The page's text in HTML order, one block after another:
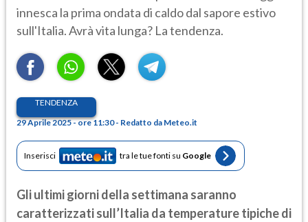
innesca la prima ondata di caldo dal sapore estivo
sull'Italia. Avrà vita lunga? La tendenza.
TENDENZA
29 Aprile 2025 - ore 11:30 - Redatto da Meteo.it
Inserisci tra le tue fonti su Google
Gli ultimi giorni della settimana saranno
caratterizzati sull’Italia da temperature tipiche di